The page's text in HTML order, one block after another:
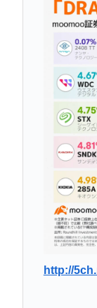
http://